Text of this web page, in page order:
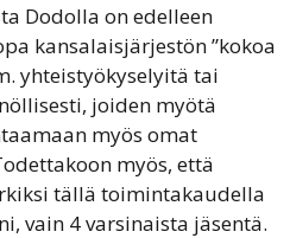
Dodolla on edelleen
kansalaisjärjestön ”kokoa
yhteistyökyselyitä tai
joiden myötä
myös omat
myös, että
tällä toimintakaudella
vain 4 varsinaista jäsentä.